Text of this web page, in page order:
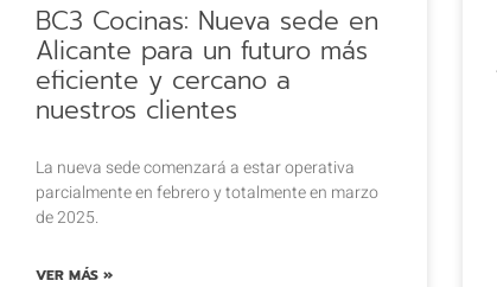
BC3 Cocinas: Nueva sede en
Alicante para un futuro más
eficiente y cercano a
nuestros clientes
La nueva sede comenzará a estar operativa
parcialmente en febrero y totalmente en marzo
de 2025.
VER MÁS »